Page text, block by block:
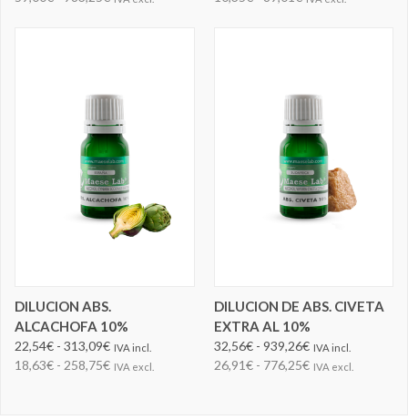
DILUCION ABS.
ALCACHOFA 10%
22,54€ - 313,09€ IVA incl.
18,63€ - 258,75€ IVA excl.
DILUCION DE ABS. CIVETA
EXTRA AL 10%
32,56€ - 939,26€ IVA incl.
26,91€ - 776,25€ IVA excl.